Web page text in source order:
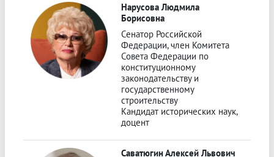
Нарусова Людмила
Борисовна
Сенатор Российской
Федерации, член Комитета
Совета Федерации по
конституционному
законодательству и
государственному
строительству
Кандидат исторических наук,
доцент
Саватюгин Алексей Львович